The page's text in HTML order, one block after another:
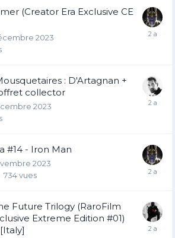
(Creator Era Exclusive CE
2023
: D'Artagnan +
collector
2023
#14 - Iron Man
2023
734vues
Future Trilogy (RaroFilm
Extreme Edition #01)